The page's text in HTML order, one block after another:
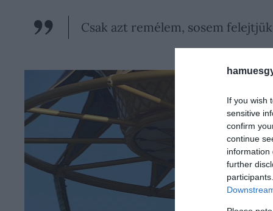
If you wish
sensitive
confirm
continue
information
further
Csak azt remélem, sosem